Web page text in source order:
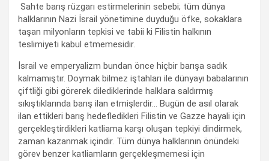
Sahte barış rüzgarı estirmelerinin sebebi; tüm dünya
halklarının Nazi İsrail yönetimine duyduğu öfke, sokaklara
taşan milyonların tepkisi ve tabii ki Filistin halkının
teslimiyeti kabul etmemesidir.
İsrail ve emperyalizm bundan önce hiçbir barışa sadık
kalmamıştır. Doymak bilmez iştahları ile dünyayı babalarının
çiftliği gibi görerek dilediklerinde halklara saldırmış
sıkıştıklarında barış ilan etmişlerdir… Bugün de asıl olarak
ilan ettikleri barış hedefledikleri Filistin ve Gazze hayali için
gerçekleştirdikleri katliama karşı oluşan tepkiyi dindirmek,
zaman kazanmak içindir. Tüm dünya halklarının önündeki
görev benzer katliamların gerçekleşmemesi için